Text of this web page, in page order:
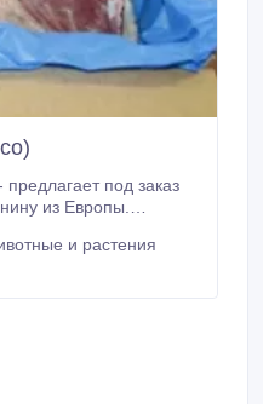
под заказ
из Eвропы.
32 коробки Вид
и растения